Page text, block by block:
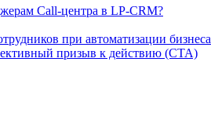
Call-центра в LP-CRM?
при автоматизации бизнеса
призыв к действию (CTA)